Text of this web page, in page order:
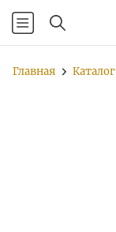
Главная Каталог